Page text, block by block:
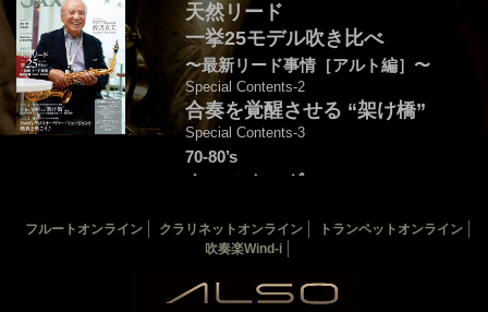
天然リード
一挙25モデル吹き比べ
〜最新リード事情［アルト編］〜
Special Contents-2
合奏を覚醒させる “架け橋”
Special Contents-3
70-80’s
クロスオーヴァー・
音源連動：演奏＆解説by後藤天太
カバー：渡辺貞夫
THE SAX バックナンバー
フルートオンライン クラリネットオンライン
トランペットオンライン
吹奏楽Wind-i